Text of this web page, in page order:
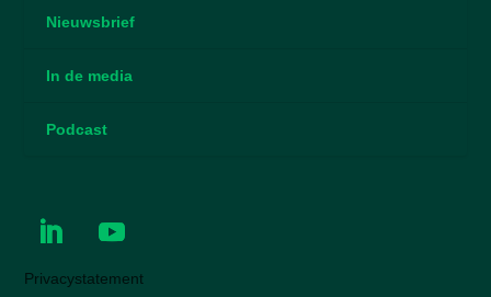
Nieuwsbrief
In de media
Podcast
Privacystatement